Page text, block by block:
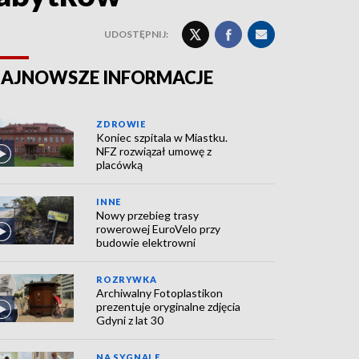
UDOSTĘPNIJ:
INFORMACJE
ZDROWIE
Koniec szpitala w Miastku.
NFZ rozwiązał umowę z
placówką
INNE
Nowy przebieg trasy
rowerowej EuroVelo przy
budowie elektrowni
ROZRYWKA
Archiwalny Fotoplastikon
prezentuje oryginalne zdjęcia
Gdyni z lat 30